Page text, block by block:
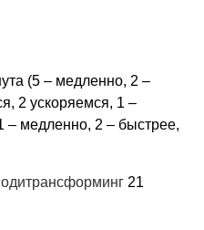
(5 – медленно, 2 –
2 ускоряемся, 1 –
– медленно, 2 – быстрее,
21